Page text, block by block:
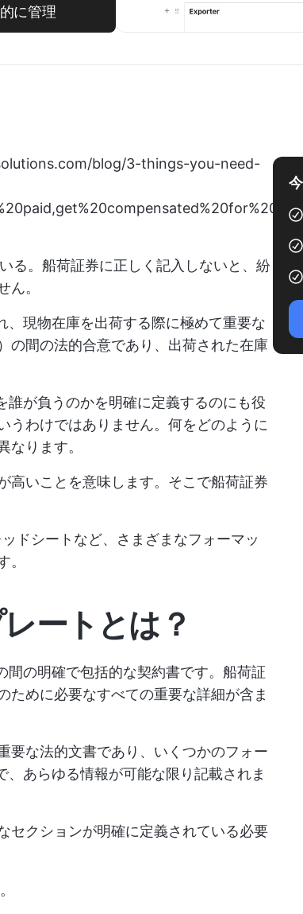
に管理
blog/3-things-you-need-
る。船荷証券に正しく記入しないと、紛
ん。
現物在庫を出荷する際に極めて重要な
の間の法的合意であり、出荷された在庫
が負うのかを明確に定義するのにも役
うわけではありません。何をどのように
なります。
高いことを意味します。そこで船荷証券
ドシートなど、さまざまなフォーマッ
。
ートとは？
の明確で包括的な契約書です。船荷証
ために必要なすべての重要な詳細が含ま
要な法的文書であり、いくつかのフォー
あらゆる情報が可能な限り記載されま
セクションが明確に定義されている必要